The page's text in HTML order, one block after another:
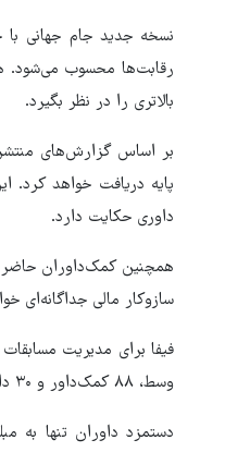
رقابت‌ها محسوب می‌شود.
بالاتری را در نظر بگیرد.
پایه دریافت خواهد کرد.
داوری حکایت دارد.
سازوکار مالی جداگانه‌ای
وسط، ۸۸ کمک‌داور و ۳۰ داور ویدئویی مسئولیت قضاوت رقابت‌ها را بر عهده خواهند داشت.
دستمزد داوران تنها به
و پروژه خطرناک
کردن ایران»